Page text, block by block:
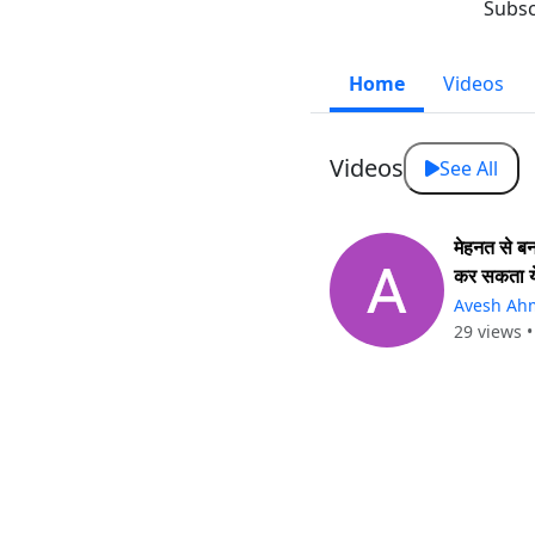
Home Videos
Videos See All
मेहनत से
कर सकता
Avesh
29 views